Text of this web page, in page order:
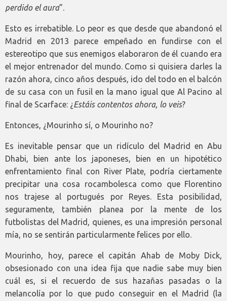
perdido el aura”.
Esto es irrebatible. Lo peor es que desde que abandonó el
Madrid en 2013 parece empeñado en fundirse con el
estereotipo que sus enemigos elaboraron de él cuando era
el mejor entrenador del mundo. Como si quisiera darles la
razón ahora, cinco años después, ido del todo en el balcón
de su casa con un fusil en la mano igual que Al Pacino al
final de Scarface: ¿Estáis contentos ahora, lo veis?
Entonces, ¿Mourinho sí, o Mourinho no?
Es inevitable pensar que un ridículo del Madrid en Abu
Dhabi, bien ante los japoneses, bien en un hipotético
enfrentamiento final con River Plate, podría ciertamente
precipitar una cosa rocambolesca como que Florentino
nos trajese al portugués por Reyes. Esta posibilidad,
seguramente, también planea por la mente de los
futbolistas del Madrid, quienes, es una impresión personal
mía, no se sentirán particularmente felices por ello.
Mourinho, hoy, parece el capitán Ahab de Moby Dick,
obsesionado con una idea fija que nadie sabe muy bien
cuál es, si el recuerdo de sus hazañas pasadas o la
melancolía por lo que pudo conseguir en el Madrid (la